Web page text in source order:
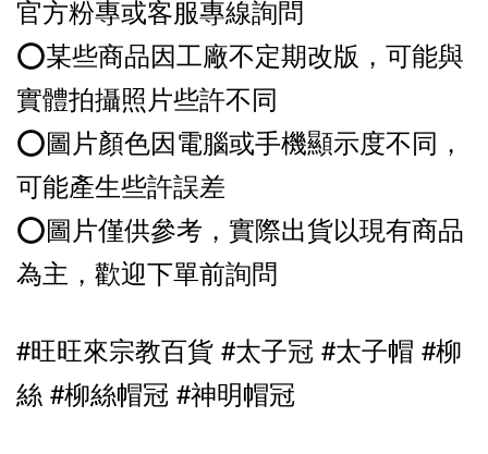
官方粉專或客服專線詢問
⭕️某些商品因工廠不定期改版，可能與
實體拍攝照片些許不同
⭕️圖片顏色因電腦或手機顯示度不同，
可能產生些許誤差
⭕️圖片僅供參考，實際出貨以現有商品
為主，歡迎下單前詢問
#旺旺來宗教百貨 #太子冠 #太子帽 #柳
絲 #柳絲帽冠 #神明帽冠